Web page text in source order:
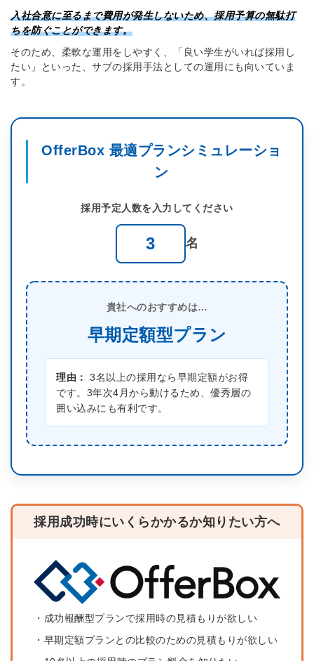
入社合意に至るまで費用が発生しないため、採用予算の無駄打
ちを防ぐことができます。
そのため、柔軟な運用をしやすく、「良い学生がいれば採用し
たい」といった、サブの採用手法としての運用にも向いていま
す。
OfferBox 最適プランシミュレーショ
ン
採用予定人数を入力してください
名
貴社へのおすすめは…
早期定額型プラン
理由：
3名以上の採用なら早期定額がお得
です。3年次4月から動けるため、優秀層の
囲い込みにも有利です。
採用成功時にいくらかかるか知りたい方へ
・成功報酬型プランで採用時の見積もりが欲しい
・早期定額プランとの比較のための見積もりが欲しい
をご利用する
簡単10秒！無料会員登録
取り組みなどを取材したインタ
ビュー記事が読める
採用に役立つ記事・資料が届く
メールアドレス